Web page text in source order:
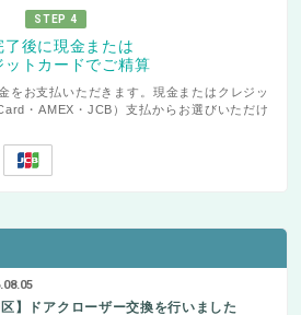
STEP 4
了後に現金または
ットカードでご精算
をお支払いただきます。現金またはクレジッ
・AMEX・JCB）支払からお選びいただけ
区】ドアクローザー交換を行いました